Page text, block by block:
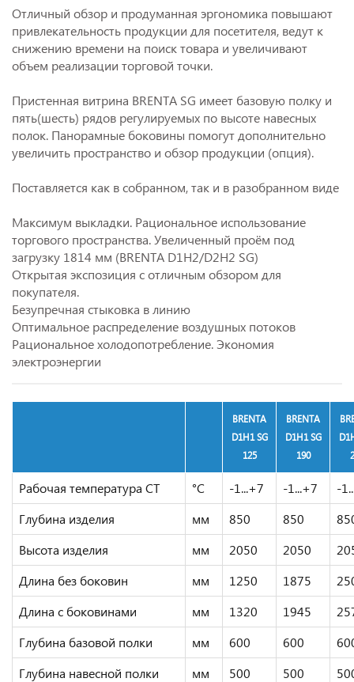
Отличный обзор и продуманная эргономика повышают
привлекательность продукции для посетителя, ведут к
снижению времени на поиск товара и увеличивают
объем реализации торговой точки.
Пристенная витрина BRENTA SG имеет базовую полку и
пять(шесть) рядов регулируемых по высоте навесных
полок. Панорамные боковины помогут дополнительно
увеличить пространство и обзор продукции (опция).
Поставляется как в собранном, так и в разобранном виде
Максимум выкладки. Рациональное использование
торгового пространства. Увеличенный проём под
загрузку 1814 мм (BRENTA D1H2/D2H2 SG)
Открытая экспозиция с отличным обзором для
покупателя.
Безупречная стыковка в линию
Оптимальное распределение воздушных потоков
Рациональное холодопотребление. Экономия
электроэнергии
BRENTA
D1H1 SG
125
BRENTA
D1H1 SG
190
Рабочая температура CТ °C -1...+7 -1...+7
-
Глубина изделия
мм 850 850
Высота изделия
мм 2050 2050
Длина без боковин
мм 1250 1875
Длина с боковинами
мм 1320 1945
Глубина базовой полки
мм 600 600
Глубина навесной полки
мм 500 500